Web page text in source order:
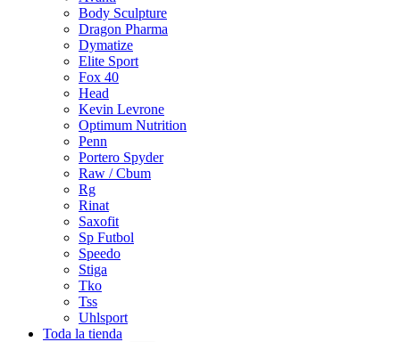
Body Sculpture
Dragon Pharma
Dymatize
Elite Sport
Fox 40
Head
Kevin Levrone
Optimum Nutrition
Penn
Portero Spyder
Raw / Cbum
Rg
Rinat
Saxofit
Sp Futbol
Speedo
Stiga
Tko
Tss
Uhlsport
Toda la tienda